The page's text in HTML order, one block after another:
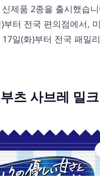
제품 2종을 출시했습
부터 전국 편의점에서,
일(화)부터 전국 패밀
츠 사브레 밀